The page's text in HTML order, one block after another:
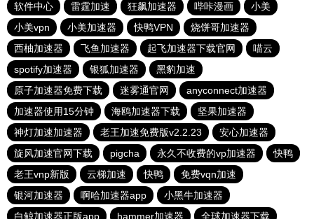
软件中心
雷霆加速 狂飙加速器 哔咔漫画
小美
小美vpn
小美加速器 快鸭VPN
烧饼哥加速器
西柚加速器
飞鱼加速器 起飞加速器下载官网
喵云
spotify加速器
银狐加速器
黑豹加速
原子加速器免费下载
迷雾通官网
anyconnect加速器
加速器使用15分钟
海鸥加速器下载
坚果加速器
神灯加速加速器
老王加速免费版v2.2.23
安心加速器
旋风加速官网下载
pigcha 永久不收费的vp加速器
快鸭
老王vnp新版
云梯加速 快鸭
免费vqn加速
银河加速器
啊哈加速器app
小黑牛加速器
白鲸加速器正版app
hammer加速器 全球加速器下载